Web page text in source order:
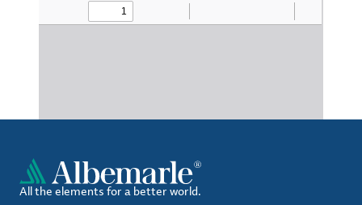
All the elements for a better world.